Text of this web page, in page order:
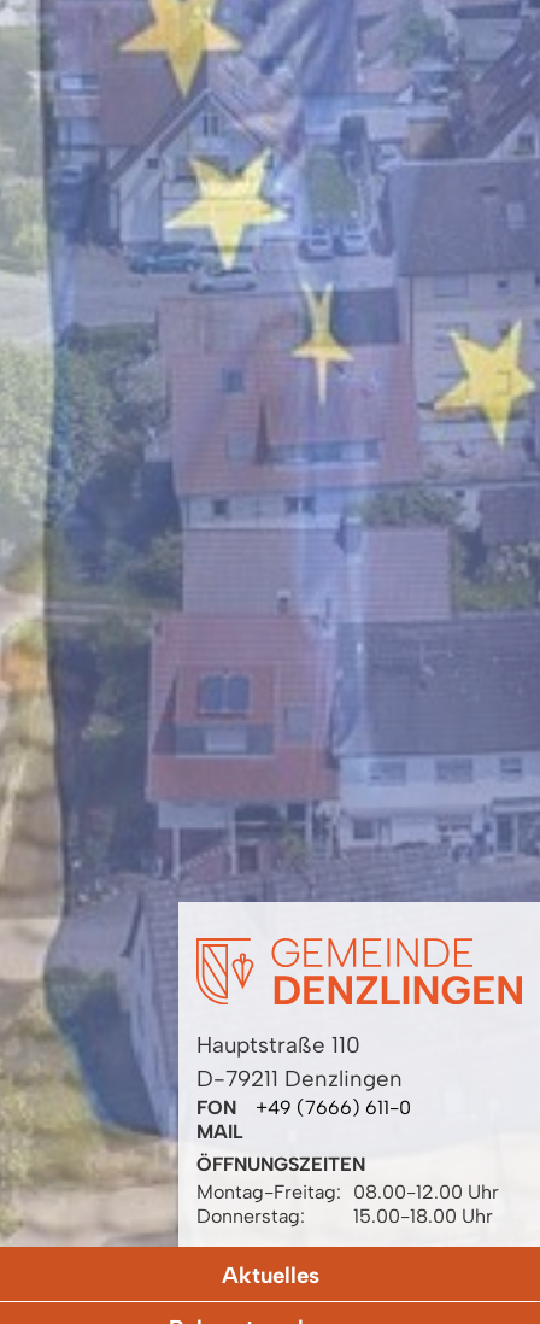
Hauptstraße 110
D-79211 Denzlingen
FON
+49 (7666) 611-0
MAIL
ÖFFNUNGSZEITEN
Montag-Freitag:
08.00-12.00 Uhr
Donnerstag:
15.00-18.00 Uhr
Aktuelles